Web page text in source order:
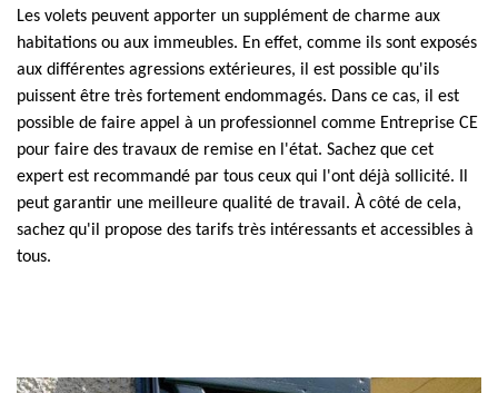
Les volets peuvent apporter un supplément de charme aux
habitations ou aux immeubles. En effet, comme ils sont exposés
aux différentes agressions extérieures, il est possible qu'ils
puissent être très fortement endommagés. Dans ce cas, il est
possible de faire appel à un professionnel comme Entreprise CE
pour faire des travaux de remise en l'état. Sachez que cet
expert est recommandé par tous ceux qui l'ont déjà sollicité. Il
peut garantir une meilleure qualité de travail. À côté de cela,
sachez qu'il propose des tarifs très intéressants et accessibles à
tous.